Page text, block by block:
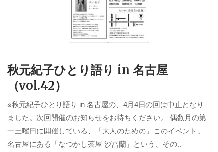
秋元紀子ひとり語り in 名古屋
（vol.42）
※秋元紀子ひとり語り in 名古屋の、4月4日の回は中止となり
ました。次回開催のお知らせをお待ちください。 偶数月の第
一土曜日に開催している、「大人のための」このイベント。
名古屋にある「なつかし茶屋 沙冨蘭」という、その...